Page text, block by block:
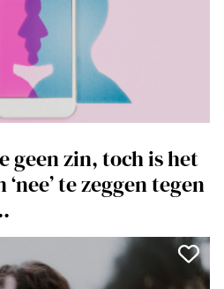
geen zin, toch is het
te zeggen tegen